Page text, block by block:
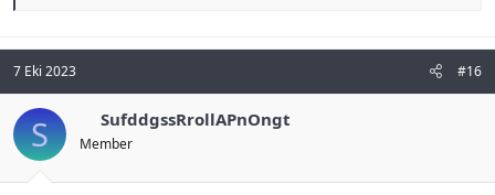
7 Eki 2023 #16
S SufddgssRrollAPnOngt
Member